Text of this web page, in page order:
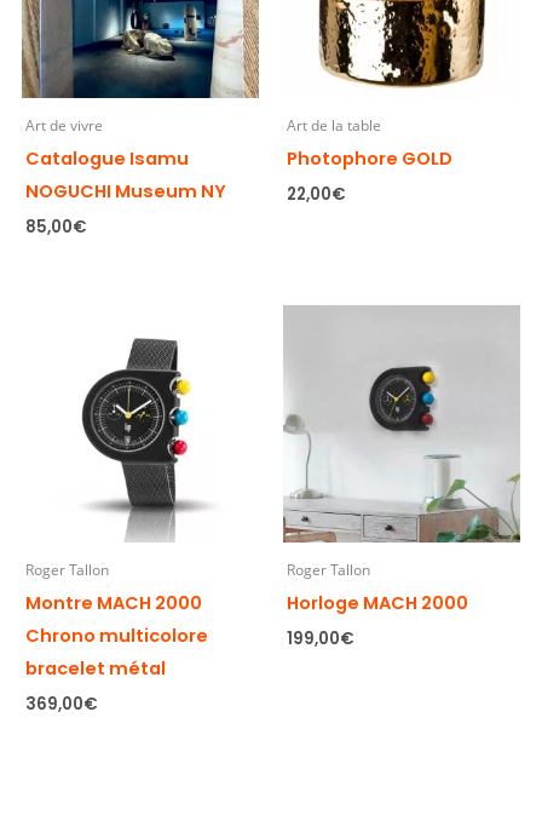
Art de vivre
Catalogue Isamu
NOGUCHI Museum NY
85,00€
Art de la table
Photophore GOLD
22,00€
Roger Tallon
Montre MACH 2000
Chrono multicolore
bracelet métal
369,00€
Roger Tallon
Horloge MACH 2000
199,00€